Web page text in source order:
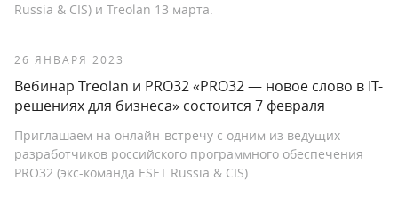
Russia & CIS) и Treolan 13 марта.
26 ЯНВАРЯ 2023
Вебинар Treolan и PRO32 «PRO32 — новое слово в IT-
решениях для бизнеса» состоится 7 февраля
Приглашаем на онлайн-встречу с одним из ведущих
разработчиков российского программного обеспечения
PRO32 (экс-команда ESET Russia & CIS).